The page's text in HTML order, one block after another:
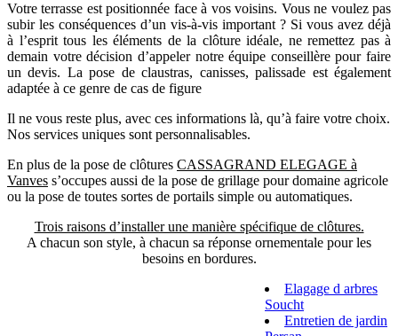
Votre terrasse est positionnée face à vos voisins. Vous ne voulez pas
subir les conséquences d’un vis-à-vis important ? Si vous avez déjà
à l’esprit tous les éléments de la clôture idéale, ne remettez pas à
demain votre décision d’appeler notre équipe conseillère pour faire
un devis. La pose de claustras, canisses, palissade est également
adaptée à ce genre de cas de figure
Il ne vous reste plus, avec ces informations là, qu’à faire votre choix.
Nos services uniques sont personnalisables.
En plus de la pose de clôtures CASSAGRAND ELEGAGE à
Vanves s’occupes aussi de la pose de grillage pour domaine agricole
ou la pose de toutes sortes de portails simple ou automatiques.
Trois raisons d’installer une manière spécifique de clôtures.
A chacun son style, à chacun sa réponse ornementale pour les
besoins en bordures.
Elagage d arbres
Soucht
Entretien de jardin